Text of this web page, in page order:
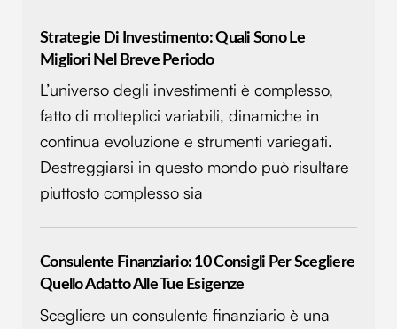
Strategie Di Investimento: Quali Sono Le
Migliori Nel Breve Periodo
L’universo degli investimenti è complesso,
fatto di molteplici variabili, dinamiche in
continua evoluzione e strumenti variegati.
Destreggiarsi in questo mondo può risultare
piuttosto complesso sia
Consulente Finanziario: 10 Consigli Per Scegliere
Quello Adatto Alle Tue Esigenze
Scegliere un consulente finanziario è una